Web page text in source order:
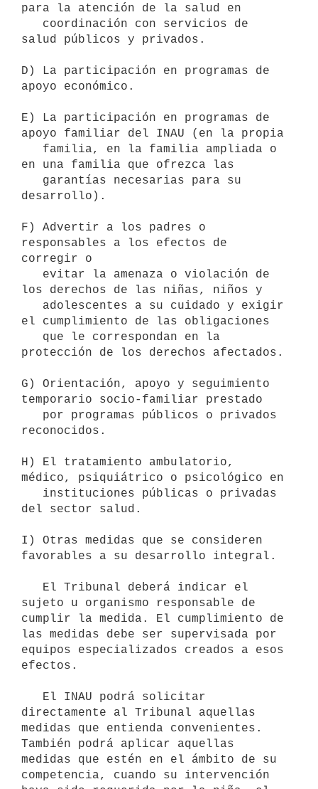
para la atención de la salud en
salud públicos y privados.
D) La participación en programas de
apoyo económico.
E) La participación en programas de
apoyo familiar del INAU (en la propia
en una familia que ofrezca las
desarrollo).
F) Advertir a los padres o
responsables a los efectos de
corregir o
los derechos de las niñas, niños y
el cumplimiento de las obligaciones
protección de los derechos afectados.
G) Orientación, apoyo y seguimiento
temporario socio-familiar prestado
reconocidos.
H) El tratamiento ambulatorio,
médico, psiquiátrico o psicológico en
del sector salud.
I) Otras medidas que se consideren
favorables a su desarrollo integral.
sujeto u organismo responsable de
cumplir la medida. El cumplimiento de
las medidas debe ser supervisada por
equipos especializados creados a esos
efectos.
directamente al Tribunal aquellas
medidas que entienda convenientes.
También podrá aplicar aquellas
medidas que estén en el ámbito de su
competencia, cuando su intervención